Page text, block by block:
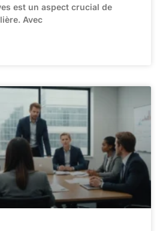
est un aspect crucial de
Avec